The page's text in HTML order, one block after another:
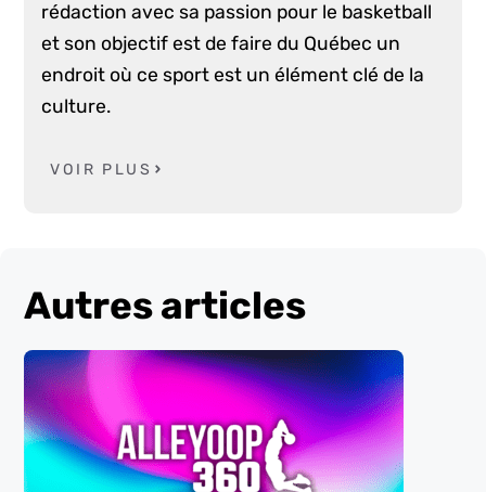
rédaction avec sa passion pour le basketball
et son objectif est de faire du Québec un
endroit où ce sport est un élément clé de la
culture.
VOIR PLUS
Autres articles